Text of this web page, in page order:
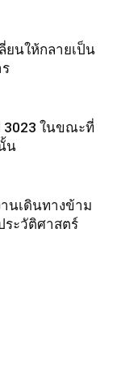
ยนให้กลายเป็น
3023 ในขณะที่
น
นเดินทางข้าม
ระวัติศาสตร์